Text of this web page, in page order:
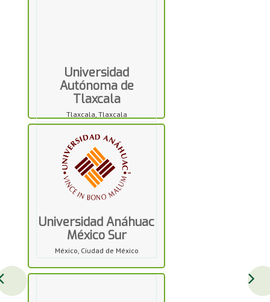
Universidad
Autónoma de
Tlaxcala
Tlaxcala, Tlaxcala
Universidad Anáhuac
México Sur
México, Ciudad de México